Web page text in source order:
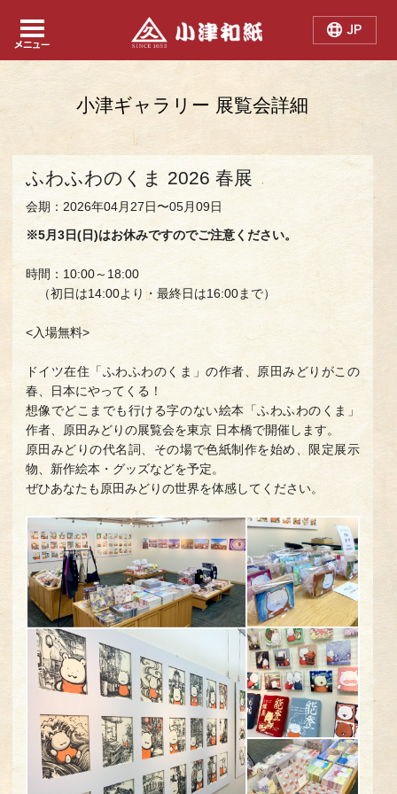
Japanese
English
Chinese
小津ギャラリー 展覧会詳細
ふわふわのくま 2026 春展
会期：2026年04月27日〜05月09日
※5月3日(日)はお休みですのでご注意ください。
時間：10:00～18:00
（初日は14:00より・最終日は16:00まで）
<入場無料>
ドイツ在住「ふわふわのくま」の作者、原田みどりがこの
春、日本にやってくる！
想像でどこまでも行ける字のない絵本「ふわふわのくま」
作者、原田みどりの展覧会を東京 日本橋で開催します。
原田みどりの代名詞、その場で色紙制作を始め、限定展示
物、新作絵本・グッズなどを予定。
ぜひあなたも原田みどりの世界を体感してください。